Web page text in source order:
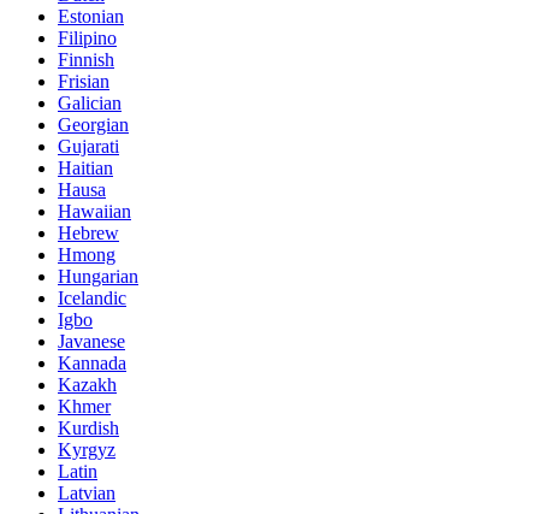
Estonian
Filipino
Finnish
Frisian
Galician
Georgian
Gujarati
Haitian
Hausa
Hawaiian
Hebrew
Hmong
Hungarian
Icelandic
Igbo
Javanese
Kannada
Kazakh
Khmer
Kurdish
Kyrgyz
Latin
Latvian